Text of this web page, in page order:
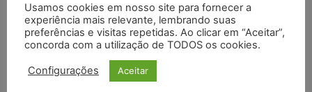
Li e aceito aPolítica de Privacidade.
Usamos cookies em nosso site para fornecer a
experiência mais relevante, lembrando suas
preferências e visitas repetidas. Ao clicar em “Aceitar”,
concorda com a utilização de TODOS os cookies.
Configurações Aceitar